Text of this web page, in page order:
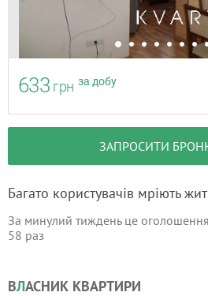
633 грн за добу
ЗАПРОСИТИ
Багато користувачів мріють
За минулий тиждень це
58 раз
ВЛАСНИК КВАРТИРИ